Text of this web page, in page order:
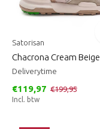
Satorisan
Chacrona Cream Beige
Deliverytime
€119,97 €199,95
Incl. btw